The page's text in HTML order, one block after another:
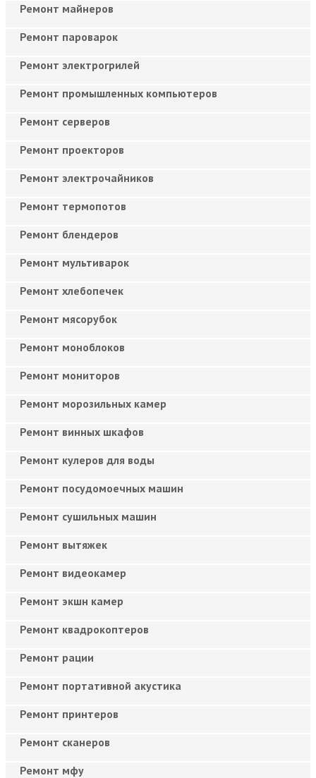
Ремонт майнеров
Ремонт пароварок
Ремонт электрогрилей
Ремонт промышленных компьютеров
Ремонт серверов
Ремонт проекторов
Ремонт электрочайников
Ремонт термопотов
Ремонт блендеров
Ремонт мультиварок
Ремонт хлебопечек
Ремонт мясорубок
Ремонт моноблоков
Ремонт мониторов
Ремонт морозильных камер
Ремонт винных шкафов
Ремонт кулеров для воды
Ремонт посудомоечных машин
Ремонт сушильных машин
Ремонт вытяжек
Ремонт видеокамер
Ремонт экшн камер
Ремонт квадрокоптеров
Ремонт рации
Ремонт портативной акустика
Ремонт принтеров
Ремонт сканеров
Ремонт мфу